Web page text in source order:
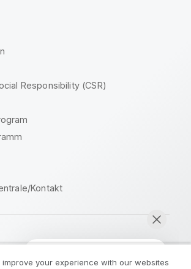
Responsibility (CSR)
Kontakt
your experience with our websites